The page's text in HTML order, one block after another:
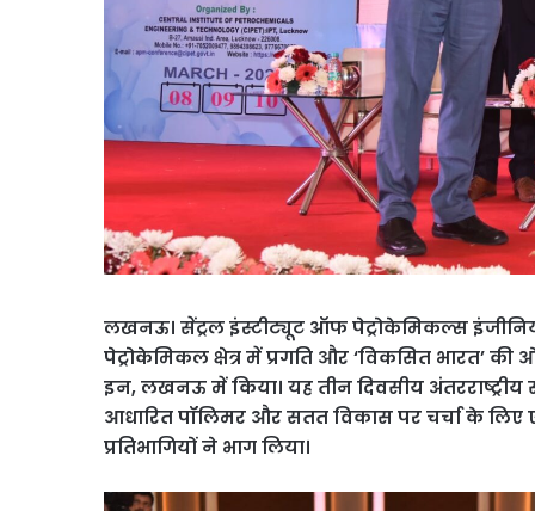
लखनऊ। सेंट्रल इंस्टीट्यूट ऑफ पेट्रोकेमिकल्स
पेट्रोकेमिकल क्षेत्र में प्रगति और ‘विकसित भारत’
इन, लखनऊ में किया। यह तीन दिवसीय अंतरराष्ट्रीय
आधारित पॉलिमर और सतत विकास पर चर्चा के लिए
प्रतिभागियों ने भाग लिया।